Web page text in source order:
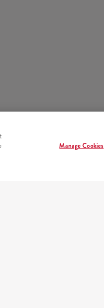
Manage Cookies